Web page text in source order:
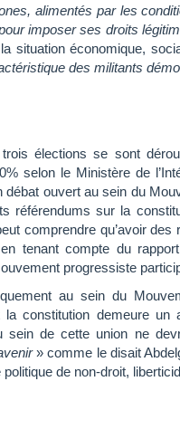
alimentés par les
imposer ses droits
situation économique,
des militants
élections se sont
selon le Ministère de
débat ouvert au sein du
référendums sur la
comprendre qu’avoir
tenant compte du
progressiste
au sein du
constitution demeure
sein de cette union ne
» comme le disait
de non-droit,